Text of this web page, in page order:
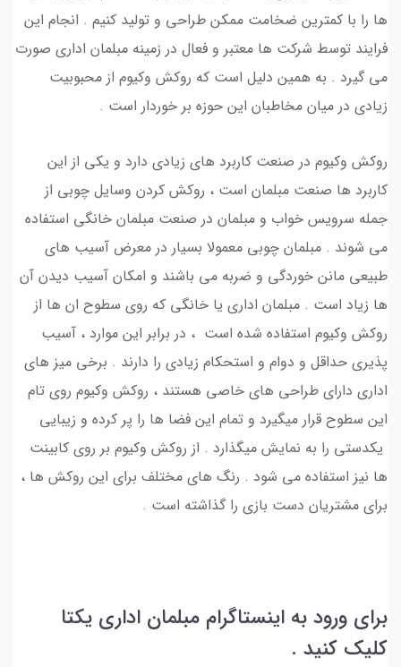
ها را با کمترین ضخامت ممکن طراحی و تولید کنیم . انجام این
فرایند توسط شرکت ها معتبر و فعال در زمینه مبلمان اداری صورت
می گیرد . به همین دلیل است که روکش وکیوم از محبوبیت
زیادی در میان مخاطبان این حوزه بر خوردار است .
روکش وکیوم در صنعت کاربرد های زیادی دارد و یکی از این
کاربرد ها صنعت مبلمان است ، روکش کردن وسایل چوبی از
جمله سرویس خواب و مبلمان در صنعت مبلمان خانگی استفاده
می شوند . مبلمان چوبی معمولا بسیار در معرض آسیب های
طبیعی مانن خوردگی و ضربه می باشند و امکان آسیب دیدن آن
ها زیاد است . مبلمان اداری یا خانگی که روی سطوح ان ها از
روکش وکیوم استفاده شده است ، در برابر این موارد ، آسیب
پذیری حداقل و دوام و استحکام زیادی را دارند . برخی میز های
اداری دارای طراحی های خاصی هستند ، روکش وکیوم روی تام
این سطوح قرار میگیرد و تمام این فضا ها را پر کرده و زیبایی
یکدستی را به نمایش میگذارد . از روکش وکیوم بر روی کابینت
ها نیز استفاده می شود . رنگ های مختلف برای این روکش ها ،
برای مشتریان دست بازی را گذاشته است .
برای ورود به اینستاگرام مبلمان اداری یکتا
کلیک کنید .